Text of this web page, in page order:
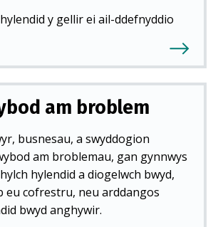
y gellir ei ail-ddefnyddio
am broblem
busnesau, a swyddogion
am broblemau, gan gynnwys
hylendid a diogelwch bwyd,
eu cofrestru, neu arddangos
bwyd anghywir.